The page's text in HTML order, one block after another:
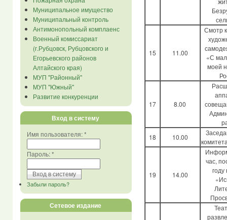
Муниципальное имущество
Муниципальный контроль
Антимонопольный комплаенс
Военный комиссариат
(г.Рубцовск, Рубцовского и
Егорьевского районов
Алтайского края)
МУП "Районный"
МУП "Южный"
Развитие конкуренции
Вход в систему
Имя пользователя:*
Пароль:*
Забыли пароль?
Сетевое издание
15 11.00
Смотр
«С
моей
17 8.00
18
10.00
19 14.00
час,
году